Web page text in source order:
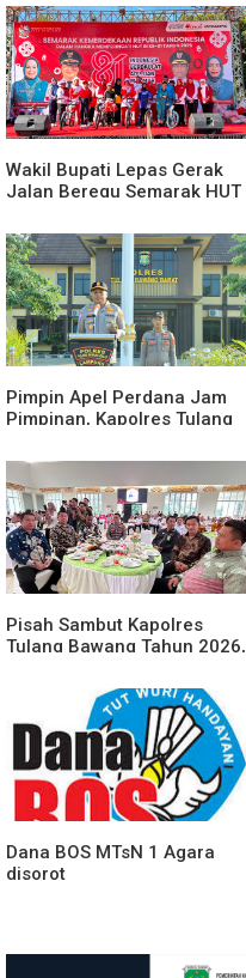
Wakil Bupati Lepas Gerak
Jalan Beregu Semarak HUT
Pimpin Apel Perdana Jam
Pimpinan, Kapolres Tulang
dan Penekanan Pada
Personil
Pisah Sambut Kapolres
Tulang Bawang Tahun 2026,
Forkopimda untuk Menjaga
Stabilitas Daerah
Dana BOS MTsN 1 Agara
disorot